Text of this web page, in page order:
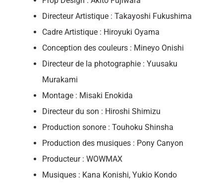
Directeur Artistique : Takayoshi Fukushima
Cadre Artistique : Hiroyuki Oyama
Conception des couleurs : Mineyo Onishi
Directeur de la photographie : Yuusaku
Murakami
Montage : Misaki Enokida
Directeur du son : Hiroshi Shimizu
Production sonore : Touhoku Shinsha
Production des musiques : Pony Canyon
Producteur : WOWMAX
Musiques : Kana Konishi, Yukio Kondo